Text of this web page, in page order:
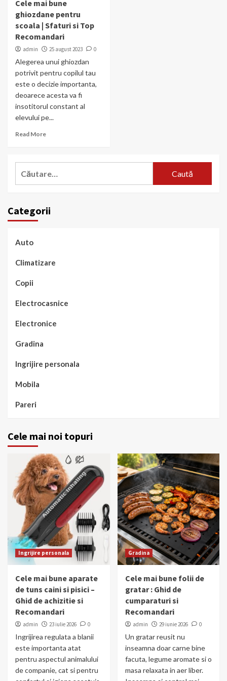
Cele mai bune
ghiozdane pentru
scoala | Sfaturi si Top
Recomandari
admin 25 august 2023 0
Alegerea unui ghiozdan
potrivit pentru copilul tau
este o decizie importanta,
deoarece acesta va fi
insotitorul constant al
elevului pe...
Read More
Categorii
Auto
Climatizare
Copii
Electrocasnice
Electronice
Gradina
Ingrijire personala
Mobila
Pareri
Cele mai noi topuri
Ingrijire personala
Cele mai bune aparate
de tuns caini si pisici –
Ghid de achizitie si
Recomandari
admin 23 iulie 2026 0
Ingrijirea regulata a blanii
este importanta atat
pentru aspectul animalului
de companie, cat si pentru
Gradina
Cele mai bune folii de
gratar : Ghid de
cumparaturi si
Recomandari
admin 29 iunie 2026 0
Un gratar reusit nu
inseamna doar carne bine
facuta, legume aromate si o
masa relaxata in aer liber.